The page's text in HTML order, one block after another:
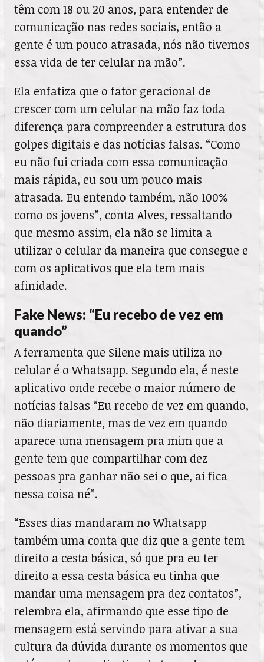
têm com 18 ou 20 anos, para entender de
comunicação nas redes sociais, então a
gente é um pouco atrasada, nós não tivemos
essa vida de ter celular na mão”.
Ela enfatiza que o fator geracional de
crescer com um celular na mão faz toda
diferença para compreender a estrutura dos
golpes digitais e das notícias falsas. “Como
eu não fui criada com essa comunicação
mais rápida, eu sou um pouco mais
atrasada. Eu entendo também, não 100%
como os jovens”, conta Alves, ressaltando
que mesmo assim, ela não se limita a
utilizar o celular da maneira que consegue e
com os aplicativos que ela tem mais
afinidade.
Fake News: “Eu recebo de vez em
quando”
A ferramenta que Silene mais utiliza no
celular é o Whatsapp. Segundo ela, é neste
aplicativo onde recebe o maior número de
notícias falsas “Eu recebo de vez em quando,
não diariamente, mas de vez em quando
aparece uma mensagem pra mim que a
gente tem que compartilhar com dez
pessoas pra ganhar não sei o que, ai fica
nessa coisa né”.
“Esses dias mandaram no Whatsapp
também uma conta que diz que a gente tem
direito a cesta básica, só que pra eu ter
direito a essa cesta básica eu tinha que
mandar uma mensagem pra dez contatos”,
relembra ela, afirmando que esse tipo de
mensagem está servindo para ativar a sua
cultura da dúvida durante os momentos que